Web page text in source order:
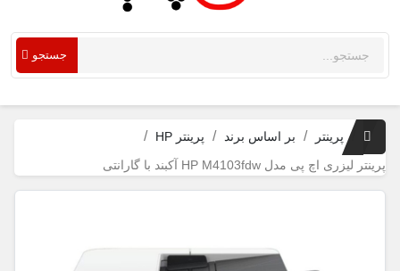
جستجو
پرینتر بر اساس برند
پرینتر HP
پرینتر لیزری اچ پی مدل HP M4103fdw آکبند با گارانتی